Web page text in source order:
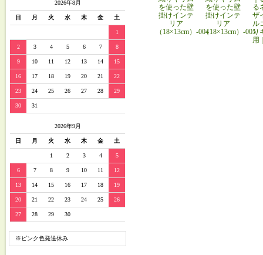
2026年8月
日 月 火 水 木 金 土
1
2 3 4 5 6 7 8
9 10 11 12 13 14 15
16 17 18 19 20 21 22
23 24 25 26 27 28 29
30 31
2026年9月
日 月 火 水 木 金 土
1 2 3 4 5
6 7 8 9 10 11 12
13 14 15 16 17 18 19
20 21 22 23 24 25 26
27 28 29 30
※ピンク色発送休み
を使った壁
掛けインテ
リア
（18×13cm）-004
を使った壁
掛けインテ
リア
（18×13cm）-005
る
ザ
ル
り
用